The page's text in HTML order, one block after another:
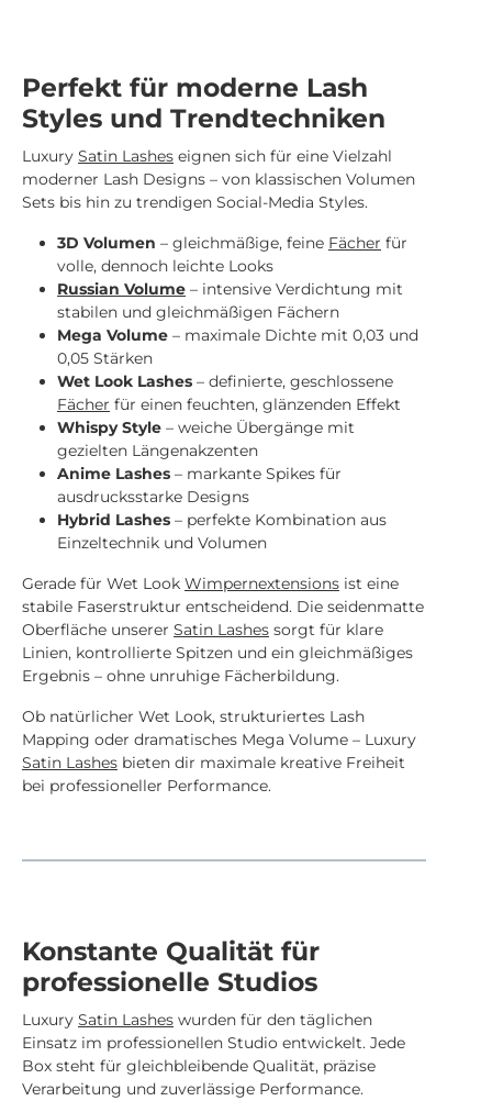
Perfekt für moderne Lash
Styles und Trendtechniken
Luxury Satin Lashes eignen sich für eine Vielzahl
moderner Lash Designs – von klassischen Volumen
Sets bis hin zu trendigen Social-Media Styles.
3D Volumen – gleichmäßige, feine Fächer für
volle, dennoch leichte Looks
Russian Volume – intensive Verdichtung mit
stabilen und gleichmäßigen Fächern
Mega Volume – maximale Dichte mit 0,03 und
0,05 Stärken
Wet Look Lashes – definierte, geschlossene
Fächer für einen feuchten, glänzenden Effekt
Whispy Style – weiche Übergänge mit
gezielten Längenakzenten
Anime Lashes – markante Spikes für
ausdrucksstarke Designs
Hybrid Lashes – perfekte Kombination aus
Einzeltechnik und Volumen
Gerade für Wet Look Wimpernextensions ist eine
stabile Faserstruktur entscheidend. Die seidenmatte
Oberfläche unserer Satin Lashes sorgt für klare
Linien, kontrollierte Spitzen und ein gleichmäßiges
Ergebnis – ohne unruhige Fächerbildung.
Ob natürlicher Wet Look, strukturiertes Lash
Mapping oder dramatisches Mega Volume – Luxury
Satin Lashes bieten dir maximale kreative Freiheit
bei professioneller Performance.
Konstante Qualität für
professionelle Studios
Luxury Satin Lashes wurden für den täglichen
Einsatz im professionellen Studio entwickelt. Jede
Box steht für gleichbleibende Qualität, präzise
Verarbeitung und zuverlässige Performance.